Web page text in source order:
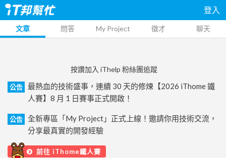
登入
文章 問答 My Project 徵才 聊天
按讚加入 iThelp 粉絲團追蹤
公告
最熱血的技術盛事，連續 30 天的修煉【2026 iThome 鐵
人賽】8 月 1 日賽事正式開啟！
公告
全新專區「My Project」正式上線！邀請你用技術交流，
分享最真實的開發經驗
前往 iThome鐵人賽